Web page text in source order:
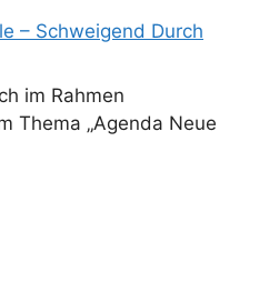
– Schweigend Durch
im Rahmen
Thema „Agenda Neue